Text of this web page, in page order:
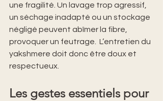
une fragilité. Un lavage trop agressif,
un séchage inadapté ou un stockage
négligé peuvent abîmer la fibre,
provoquer un feutrage.  L’entretien du
yakshmere doit donc être doux et
respectueux.
Les gestes essentiels pour